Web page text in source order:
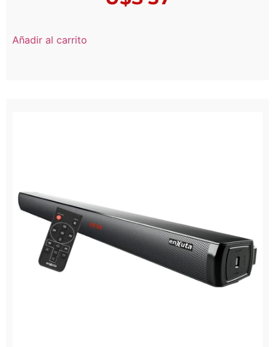
Añadir al carrito